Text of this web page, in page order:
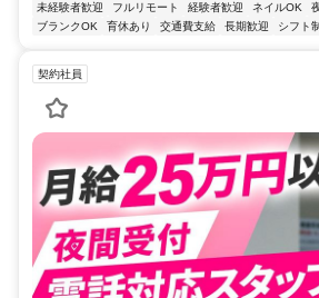
未経験者歓迎
フルリモート 経験者歓迎 ネイルOK
ブランクOK
育休あり 交通費支給 長期歓迎 シフト制
契約社員